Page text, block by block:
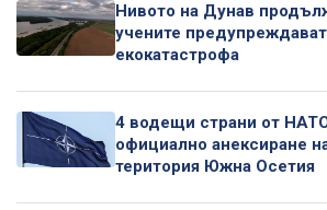
Нивото на Дунав
учените
екокатастрофа
4 водещи страни от
официално анексиране
територия Южна Осетия